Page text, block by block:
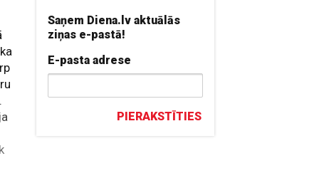
Saņem Diena.lv aktuālās
ziņas e-pastā!
E-pasta adrese
PIERAKSTĪTIES